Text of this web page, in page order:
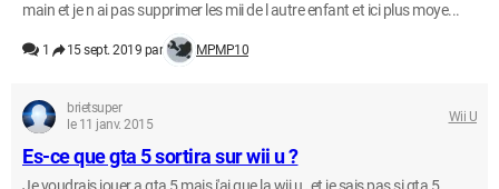
main et je n ai pas supprimer les mii de l autre enfant et ici plus moye...
1 15 sept. 2019 par MPMP10
brietsuper
le 11 janv. 2015
Wii U
Es-ce que gta 5 sortira sur wii u ?